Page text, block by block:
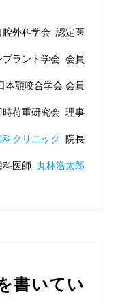
外科学会 認定医
ラント学会 会員
本顎咬合学会 会員
時荷重研究会 理事
科クリニック 院長
科医師 丸林浩太郎
書いてい